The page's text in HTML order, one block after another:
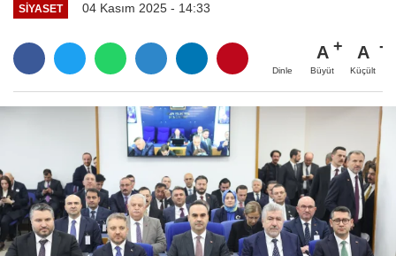
SIYASET 04 Kasım 2025 - 14:33
Dinle
A
Büyüt
A
Küçült